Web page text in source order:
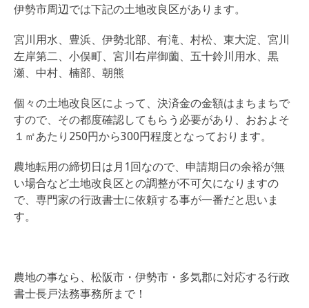
伊勢市周辺では下記の土地改良区があります。
宮川用水、豊浜、伊勢北部、有滝、村松、東大淀、宮川
左岸第二、小俣町、宮川右岸御薗、五十鈴川用水、黒
瀬、中村、楠部、朝熊
個々の土地改良区によって、決済金の金額はまちまちで
すので、その都度確認してもらう必要があり、おおよそ
１㎡あたり250円から300円程度となっております。
農地転用の締切日は月1回なので、申請期日の余裕が無
い場合など土地改良区との調整が不可欠になりますの
で、専門家の行政書士に依頼する事が一番だと思いま
す。
農地の事なら、松阪市・伊勢市・多気郡に対応する行政
書士長戸法務事務所まで！